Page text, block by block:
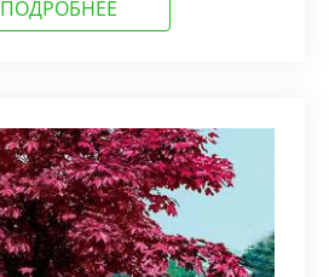
ПОДРОБНЕЕ